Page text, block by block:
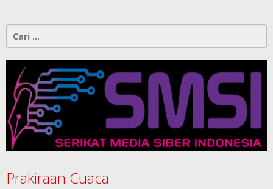
untuk:
Prakiraan Cuaca